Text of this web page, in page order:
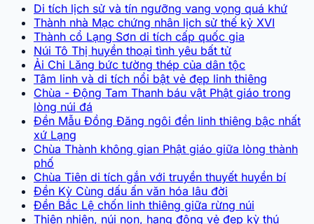
Di tích lịch sử và tín ngưỡng vang vọng quá khứ
Thành nhà Mạc chứng nhân lịch sử thế kỷ XVI
Thành cổ Lạng Sơn di tích cấp quốc gia
Núi Tô Thị huyền thoại tình yêu bất tử
Ải Chi Lăng bức tường thép của dân tộc
Tâm linh và di tích nổi bật vẻ đẹp linh thiêng
Chùa - Động Tam Thanh báu vật Phật giáo trong
lòng núi đá
Đền Mẫu Đồng Đăng ngôi đền linh thiêng bậc nhất
xứ Lạng
Chùa Thành không gian Phật giáo giữa lòng thành
phố
Chùa Tiên di tích gắn với truyền thuyết huyền bí
Đền Kỳ Cùng dấu ấn văn hóa lâu đời
Đền Bắc Lệ chốn linh thiêng giữa rừng núi
Thiên nhiên, núi non, hang động vẻ đẹp kỳ thú